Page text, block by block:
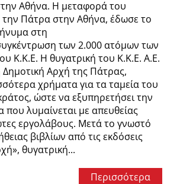
Αθήνα. Η μεταφορά του
Πάτρα στην Αθήνα, έδωσε το
στη
των 2.000 ατόμων των
Κ.Κ.Ε. Η θυγατρική του Κ.Κ.Ε. Α.Ε.
Δημοτική Αρχή της Πάτρας,
χρήματα για τα ταμεία του
ώστε να εξυπηρετήσει την
λυμαίνεται με απευθείας
εργολάβους. Μετά το γνωστό
βιβλίων από τις εκδόσεις
θυγατρική...
Περισσότερα